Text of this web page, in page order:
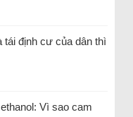
tái định cư của dân thì
Vì sao cam